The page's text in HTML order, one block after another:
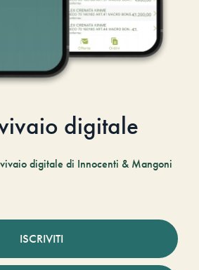
digitale
digitale di Innocenti & Mangoni
ISCRIVITI